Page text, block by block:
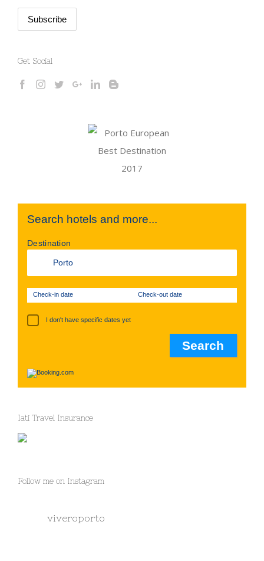
Get Social
Search hotels and more...
Destination
Check-in date Check-out date
I don't have specific dates yet
Iati Travel Insurance
Follow me on Instagram
viveroporto